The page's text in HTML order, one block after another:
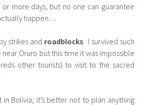
or more days, but no one can guarantee
happen…
strikes and roadblocks. I survived such
Oruro but this time it was impossible
other tourists) to visit to the sacred
Bolivia, it’s better not to plan anything